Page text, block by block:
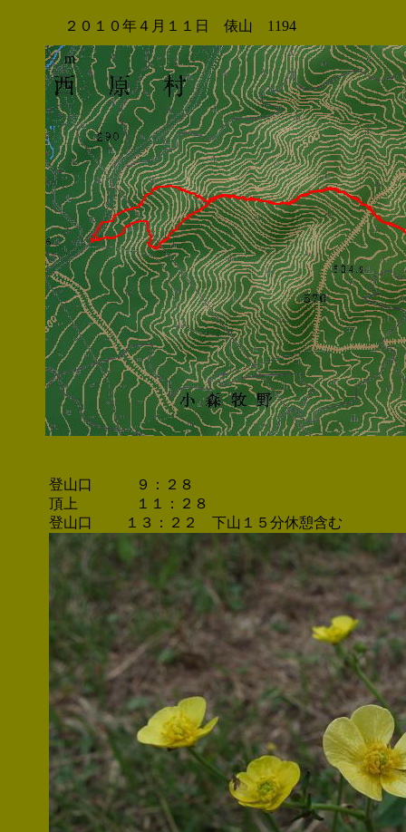
２０１０年４月１１日 俵山 1194
m
登山口 ９：２８
頂上 １１：２８
登山口 １３：２２ 下山１５分休憩含む